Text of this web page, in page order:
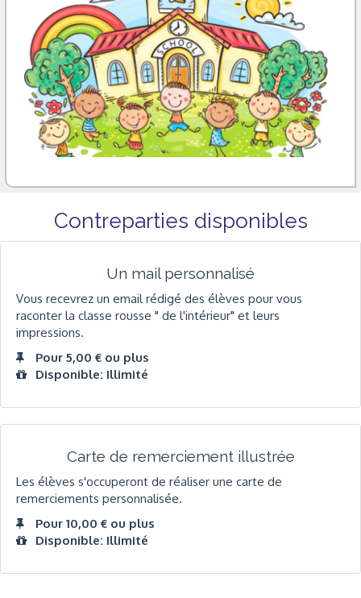
Contreparties disponibles
Un mail personnalisé
Vous recevrez un email rédigé des élèves pour vous
raconter la classe rousse " de l'intérieur" et leurs
impressions.
Pour 5,00 € ou plus
Disponible: Illimité
Carte de remerciement illustrée
Les élèves s'occuperont de réaliser une carte de
remerciements personnalisée.
Pour 10,00 € ou plus
Disponible: Illimité